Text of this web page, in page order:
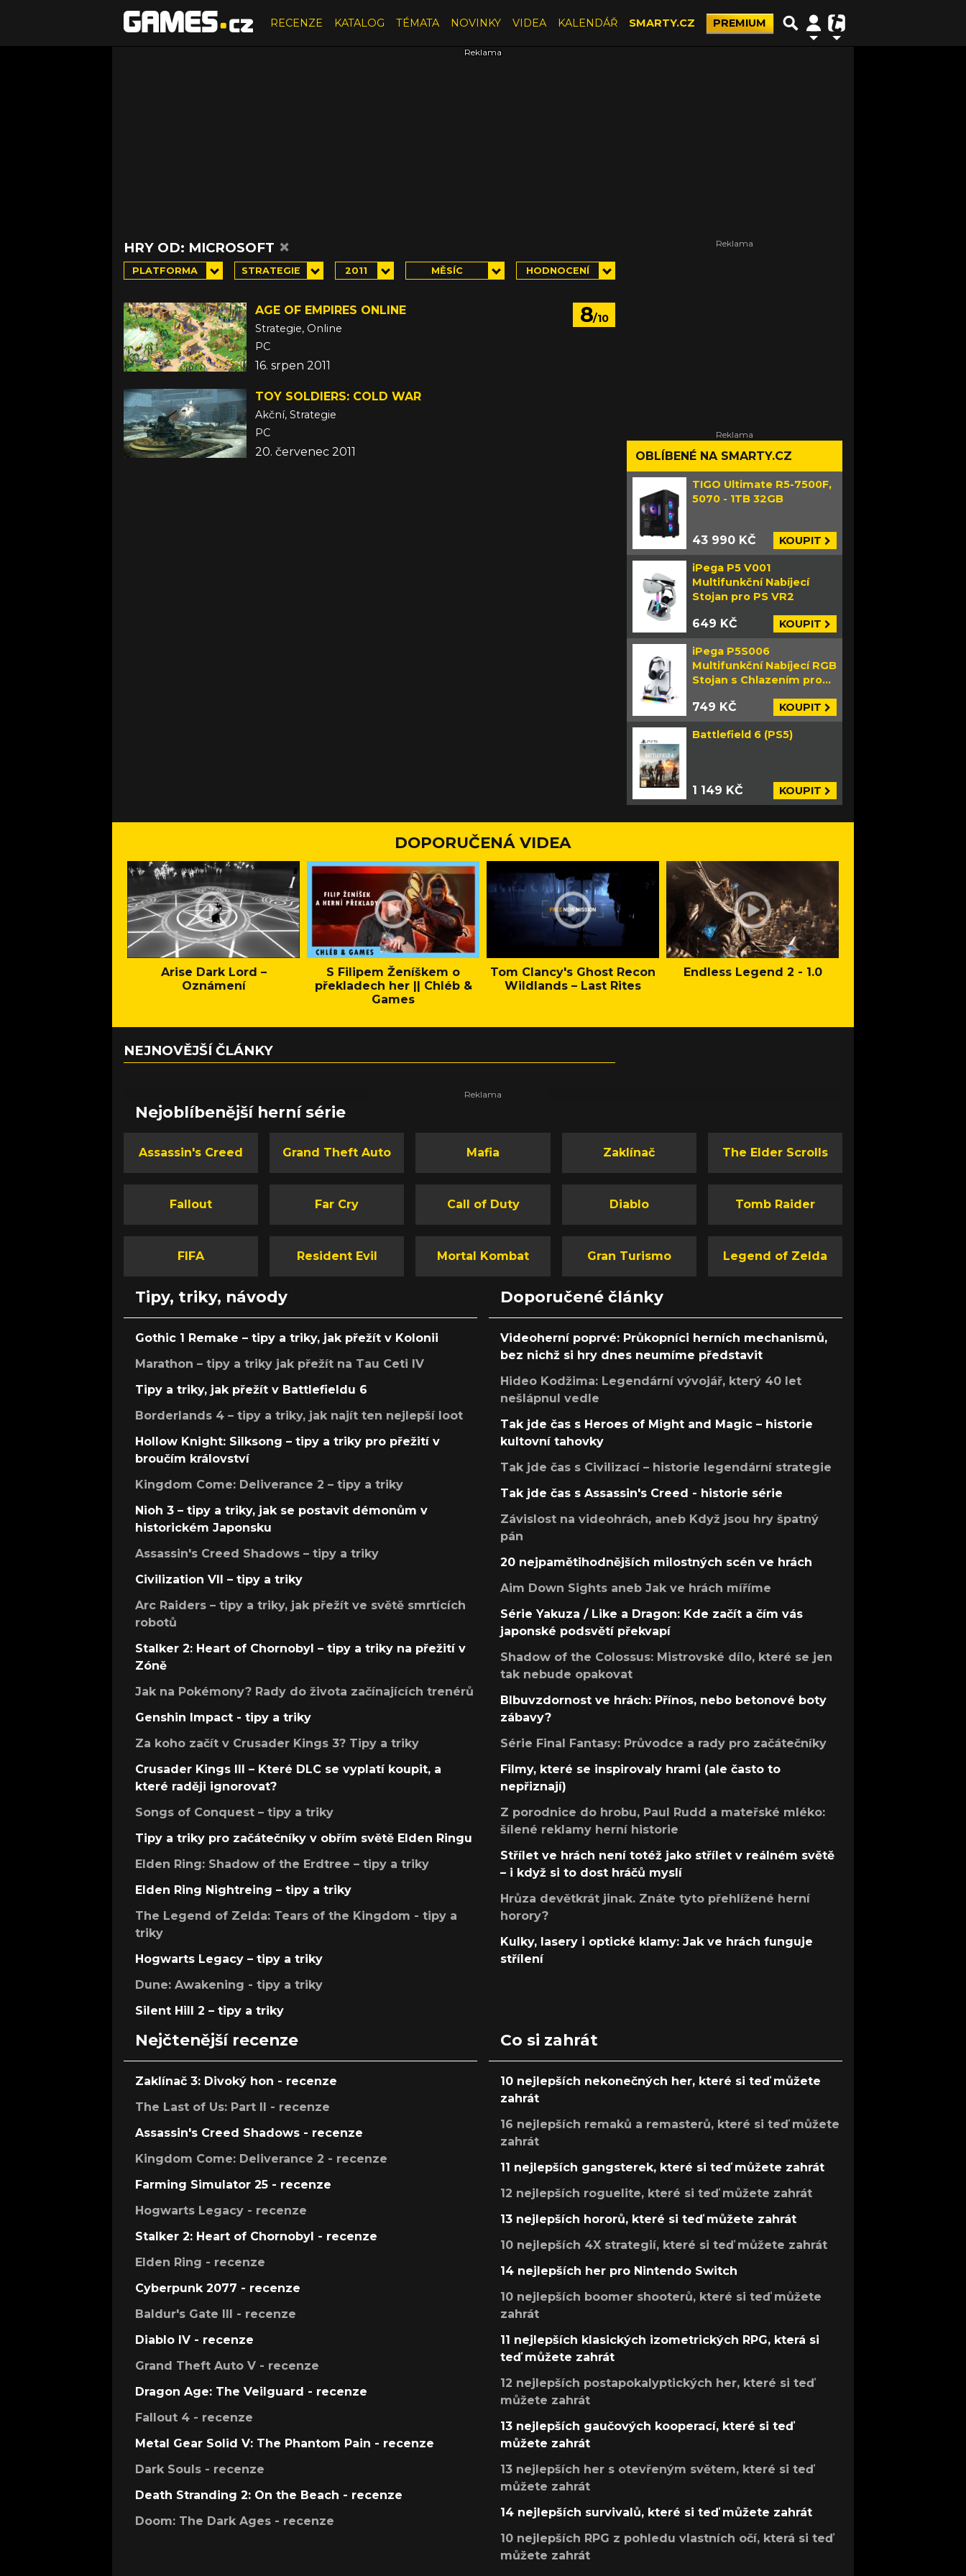
RECENZE KATALOG TÉMATA NOVINKY VIDEA KALENDÁŘ SMARTY.CZ PREMIUM
HRY OD: MICROSOFT ×
PLATFORMA STRATEGIE 2011 MĚSÍC HODNOCENÍ
8/10
AGE OF EMPIRES ONLINE
Strategie, Online
PC
16. srpen 2011
TOY SOLDIERS: COLD WAR
Akční, Strategie
PC
20. červenec 2011 OBLÍBENÉ NA SMARTY.CZ
TIGO Ultimate R5-7500F,
5070 - 1TB 32GB
43 990 KČ KOUPIT
iPega P5 V001
Multifunkční Nabíjecí
Stojan pro PS VR2
649 KČ KOUPIT
iPega P5S006
Multifunkční Nabíjecí RGB
Stojan s Chlazením pro
749 KČ KOUPIT
Battlefield 6 (PS5)
1 149 KČ KOUPIT
DOPORUČENÁ VIDEA
Arise Dark Lord –
Oznámení
S Filipem Ženíškem o
překladech her || Chléb &
Games
Tom Clancy's Ghost Recon
Wildlands – Last Rites
Endless Legend 2 - 1.0
NEJNOVĚJŠÍ ČLÁNKY
Nejoblíbenější herní série
Assassin's Creed Grand Theft Auto Mafia Zaklínač The Elder Scrolls
Fallout Far Cry Call of Duty Diablo Tomb Raider
FIFA Resident Evil Mortal Kombat Gran Turismo Legend of Zelda
Tipy, triky, návody
Gothic 1 Remake – tipy a triky, jak přežít v Kolonii
Marathon – tipy a triky jak přežít na Tau Ceti IV
Tipy a triky, jak přežít v Battlefieldu 6
Borderlands 4 – tipy a triky, jak najít ten nejlepší loot
Hollow Knight: Silksong – tipy a triky pro přežití v
broučím království
Kingdom Come: Deliverance 2 – tipy a triky
Nioh 3 – tipy a triky, jak se postavit démonům v
historickém Japonsku
Assassin's Creed Shadows – tipy a triky
Civilization VII – tipy a triky
Arc Raiders – tipy a triky, jak přežít ve světě smrtících
robotů
Stalker 2: Heart of Chornobyl – tipy a triky na přežití v
Zóně
Jak na Pokémony? Rady do života začínajících trenérů
Genshin Impact - tipy a triky
Za koho začít v Crusader Kings 3? Tipy a triky
Crusader Kings III – Které DLC se vyplatí koupit, a
které raději ignorovat?
Songs of Conquest – tipy a triky
Tipy a triky pro začátečníky v obřím světě Elden Ringu
Elden Ring: Shadow of the Erdtree – tipy a triky
Elden Ring Nightreing – tipy a triky
The Legend of Zelda: Tears of the Kingdom - tipy a
triky
Hogwarts Legacy – tipy a triky
Dune: Awakening - tipy a triky
Silent Hill 2 – tipy a triky
Doporučené články
Videoherní poprvé: Průkopníci herních mechanismů,
bez nichž si hry dnes neumíme představit
Hideo Kodžima: Legendární vývojář, který 40 let
nešlápnul vedle
Tak jde čas s Heroes of Might and Magic – historie
kultovní tahovky
Tak jde čas s Civilizací – historie legendární strategie
Tak jde čas s Assassin's Creed - historie série
Závislost na videohrách, aneb Když jsou hry špatný
pán
20 nejpamětihodnějších milostných scén ve hrách
Aim Down Sights aneb Jak ve hrách míříme
Série Yakuza / Like a Dragon: Kde začít a čím vás
japonské podsvětí překvapí
Shadow of the Colossus: Mistrovské dílo, které se jen
tak nebude opakovat
Blbuvzdornost ve hrách: Přínos, nebo betonové boty
zábavy?
Série Final Fantasy: Průvodce a rady pro začátečníky
Filmy, které se inspirovaly hrami (ale často to
nepřiznají)
Z porodnice do hrobu, Paul Rudd a mateřské mléko:
šílené reklamy herní historie
Střílet ve hrách není totéž jako střílet v reálném světě
– i když si to dost hráčů myslí
Hrůza devětkrát jinak. Znáte tyto přehlížené herní
horory?
Kulky, lasery i optické klamy: Jak ve hrách funguje
střílení
Nejčtenější recenze
Zaklínač 3: Divoký hon - recenze
The Last of Us: Part II - recenze
Assassin's Creed Shadows - recenze
Kingdom Come: Deliverance 2 - recenze
Farming Simulator 25 - recenze
Hogwarts Legacy - recenze
Stalker 2: Heart of Chornobyl - recenze
Elden Ring - recenze
Cyberpunk 2077 - recenze
Baldur's Gate III - recenze
Diablo IV - recenze
Grand Theft Auto V - recenze
Dragon Age: The Veilguard - recenze
Fallout 4 - recenze
Metal Gear Solid V: The Phantom Pain - recenze
Dark Souls - recenze
Death Stranding 2: On the Beach - recenze
Doom: The Dark Ages - recenze
Co si zahrát
10 nejlepších nekonečných her, které si teď můžete
zahrát
16 nejlepších remaků a remasterů, které si teď můžete
zahrát
11 nejlepších gangsterek, které si teď můžete zahrát
12 nejlepších roguelite, které si teď můžete zahrát
13 nejlepších hororů, které si teď můžete zahrát
10 nejlepších 4X strategií, které si teď můžete zahrát
14 nejlepších her pro Nintendo Switch
10 nejlepších boomer shooterů, které si teď můžete
zahrát
11 nejlepších klasických izometrických RPG, která si
teď můžete zahrát
12 nejlepších postapokalyptických her, které si teď
můžete zahrát
13 nejlepších gaučových kooperací, které si teď
můžete zahrát
13 nejlepších her s otevřeným světem, které si teď
můžete zahrát
14 nejlepších survivalů, které si teď můžete zahrát
10 nejlepších RPG z pohledu vlastních očí, která si teď
můžete zahrát